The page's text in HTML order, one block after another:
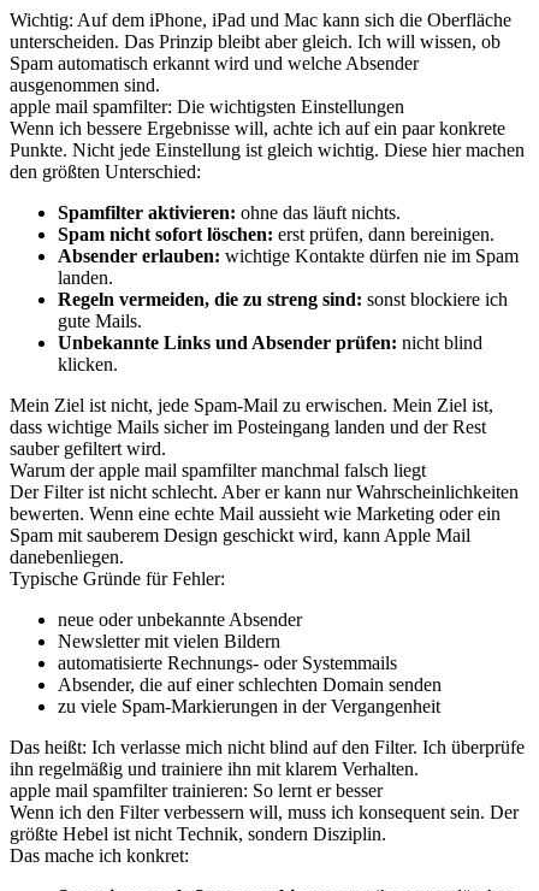
Wichtig: Auf dem iPhone, iPad und Mac kann sich die Oberfläche
unterscheiden. Das Prinzip bleibt aber gleich. Ich will wissen, ob
Spam automatisch erkannt wird und welche Absender
ausgenommen sind.
apple mail spamfilter: Die wichtigsten Einstellungen
Wenn ich bessere Ergebnisse will, achte ich auf ein paar konkrete
Punkte. Nicht jede Einstellung ist gleich wichtig. Diese hier machen
den größten Unterschied:
Spamfilter aktivieren: ohne das läuft nichts.
Spam nicht sofort löschen: erst prüfen, dann bereinigen.
Absender erlauben: wichtige Kontakte dürfen nie im Spam
landen.
Regeln vermeiden, die zu streng sind: sonst blockiere ich
gute Mails.
Unbekannte Links und Absender prüfen: nicht blind
klicken.
Mein Ziel ist nicht, jede Spam-Mail zu erwischen. Mein Ziel ist,
dass wichtige Mails sicher im Posteingang landen und der Rest
sauber gefiltert wird.
Warum der apple mail spamfilter manchmal falsch liegt
Der Filter ist nicht schlecht. Aber er kann nur Wahrscheinlichkeiten
bewerten. Wenn eine echte Mail aussieht wie Marketing oder ein
Spam mit sauberem Design geschickt wird, kann Apple Mail
danebenliegen.
Typische Gründe für Fehler:
neue oder unbekannte Absender
Newsletter mit vielen Bildern
automatisierte Rechnungs- oder Systemmails
Absender, die auf einer schlechten Domain senden
zu viele Spam-Markierungen in der Vergangenheit
Das heißt: Ich verlasse mich nicht blind auf den Filter. Ich überprüfe
ihn regelmäßig und trainiere ihn mit klarem Verhalten.
apple mail spamfilter trainieren: So lernt er besser
Wenn ich den Filter verbessern will, muss ich konsequent sein. Der
größte Hebel ist nicht Technik, sondern Disziplin.
Das mache ich konkret: